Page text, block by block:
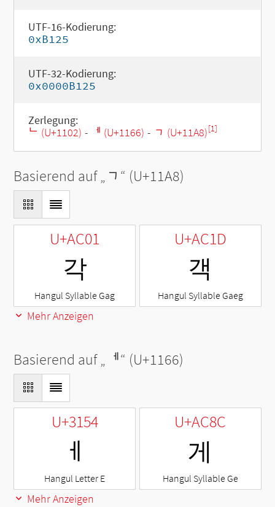
UTF-16-Kodierung:
0xB125
UTF-32-Kodierung:
0x0000B125
Zerlegung:
ᄂ (U+1102) - ᅦ (U+1166) - ᆨ (U+11A8)[1]
Basierend auf „ ᆨ “ (U+11A8)
U+AC01
각
Hangul Syllable Gag
U+AC1D
객
Hangul Syllable Gaeg
Mehr Anzeigen
Basierend auf „ ᅦ“ (U+1166)
U+3154
ㅔ
Hangul Letter E
U+AC8C
게
Hangul Syllable Ge
Mehr Anzeigen